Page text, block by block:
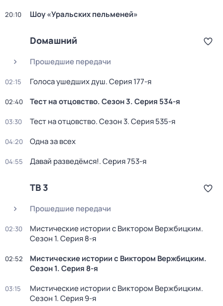
20:10 Шоу «Уральских пельменей»
Dомашний
Прошедшие передачи
02:15 Голocа ушедших душ. Серия 177-я
02:40 Тест на отцовство. Сезон 3. Серия 534-я
03:30 Тест на отцовство. Сезон 3. Серия 535-я
04:20 Одна за всех
04:55 Давай рaзвeдёмся!. Серия 753-я
ТВ 3
Прошедшие передачи
02:30 Мистические истории с Виктором Вержбицким.
Сезон 1. Серия 8-я
02:52 Мистические истории с Виктором Вержбицким.
Сезон 1. Серия 8-я
03:15 Мистические истории с Виктором Вержбицким.
Сезон 1. Серия 9-я